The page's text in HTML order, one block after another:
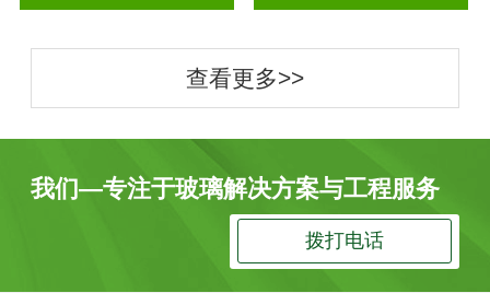
查看更多>>
我们—专注于玻璃解决方案与工程服务
拨打电话